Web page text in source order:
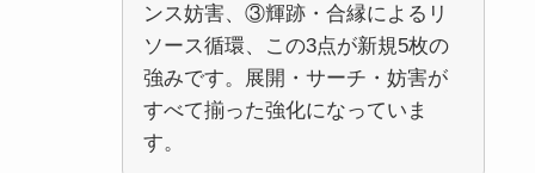
ンス妨害、③輝跡・合縁によるリ
ソース循環、この3点が新規5枚の
強みです。展開・サーチ・妨害が
すべて揃った強化になっていま
す。